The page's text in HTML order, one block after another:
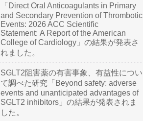
「Direct Oral Anticoagulants in Primary
and Secondary Prevention of Thrombotic
Events: 2026 ACC Scientific
Statement: A Report of the American
College of Cardiology」の結果が発表さ
れました。
SGLT2阻害薬の有害事象、有益性につい
て調べた研究「Beyond safety: adverse
events and unanticipated advantages of
SGLT2 inhibitors」の結果が発表されま
した。